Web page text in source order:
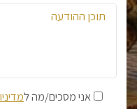
אני מסכים/מה ל